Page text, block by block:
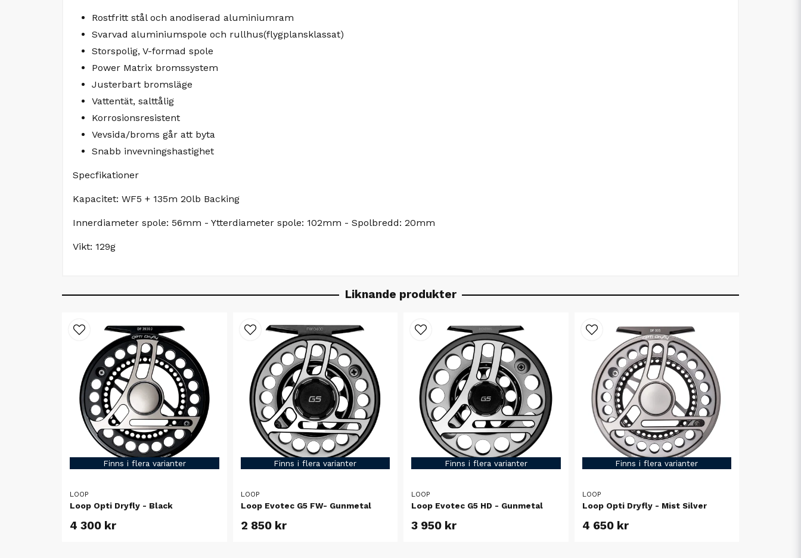
Rostfritt stål och anodiserad aluminiumram
Svarvad aluminiumspole och rullhus(flygplansklassat)
Storspolig, V-formad spole
Power Matrix bromssystem
Justerbart bromsläge
Vattentät, salttålig
Korrosionsresistent
Vevsida/broms går att byta
Snabb invevningshastighet
Specfikationer
Kapacitet: WF5 + 135m 20lb Backing
Innerdiameter spole: 56mm - Ytterdiameter spole: 102mm - Spolbredd: 20mm
Vikt: 129g
Liknande produkter
Finns i flera varianter
LOOP
Loop Opti Dryfly - Black
4 300 kr
Finns i flera varianter
LOOP
Loop Evotec G5 FW- Gunmetal
2 850 kr
Finns i flera varianter
LOOP
Loop Evotec G5 HD - Gunmetal
3 950 kr
Finns i flera varianter
LOOP
Loop Opti Dryfly - Mist Silver
4 650 kr